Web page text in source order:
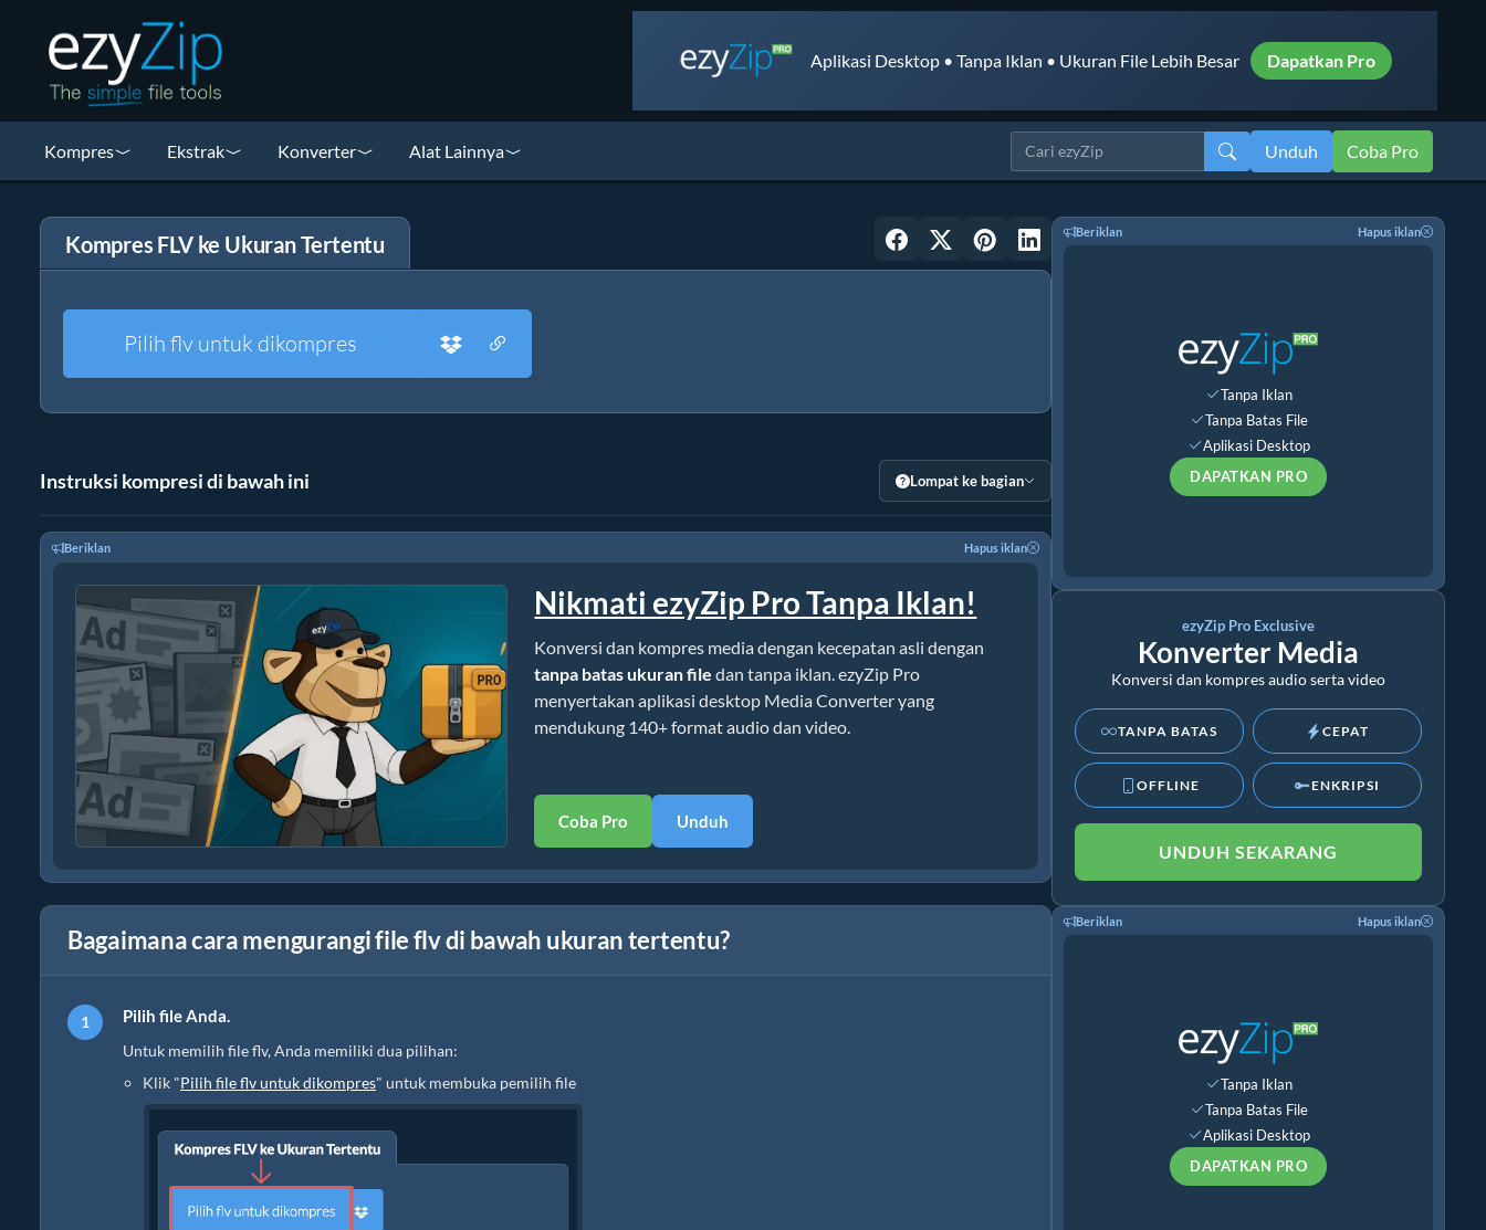
Aplikasi Desktop • Tanpa Iklan • Ukuran File Lebih Besar Dapatkan Pro
Kompres Ekstrak Konverter Alat Lainnya Unduh Coba Pro
Kompres FLV ke Ukuran Tertentu
Pilih flv untuk dikompres
Instruksi kompresi di bawah ini Lompat ke bagian
Beriklan Hapus iklan
Nikmati ezyZip Pro Tanpa Iklan!
Konversi dan kompres media dengan kecepatan asli dengan
tanpa batas ukuran file dan tanpa iklan. ezyZip Pro
menyertakan aplikasi desktop Media Converter yang
mendukung 140+ format audio dan video.
Coba Pro Unduh
Bagaimana cara mengurangi file flv di bawah ukuran tertentu?
Pilih file Anda.
Untuk memilih file flv, Anda memiliki dua pilihan:
Klik "Pilih file flv untuk dikompres" untuk membuka pemilih file
Beriklan Hapus iklan
Tanpa Iklan
Tanpa Batas File
Aplikasi Desktop
DAPATKAN PRO
ezyZip Pro Exclusive
Konverter Media
Konversi dan kompres audio serta video
TANPA BATAS CEPAT
OFFLINE ENKRIPSI
UNDUH SEKARANG
Beriklan Hapus iklan
Tanpa Iklan
Tanpa Batas File
Aplikasi Desktop
DAPATKAN PRO